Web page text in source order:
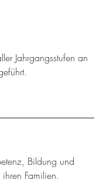
Jahrgangsstufen an
Bildung und
Familien.